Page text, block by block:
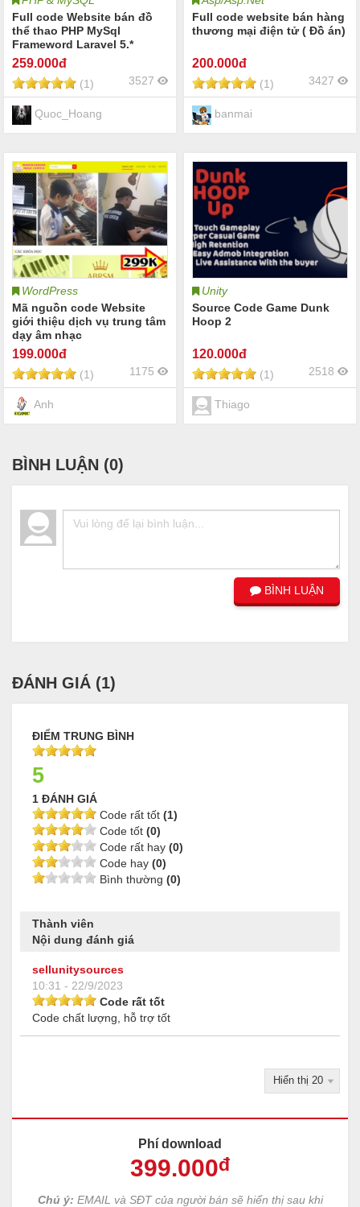
Full code Website bán đồ
thể thao PHP MySql
Frameword Laravel 5.*
259.000đ
(1) 3527
Quoc_Hoang
Full code website bán hàng
thương mại điện tử ( Đồ án)
200.000đ
(1) 3427
banmai
WordPress
Mã nguồn code Website
giới thiệu dịch vụ trung tâm
dạy âm nhạc
199.000đ
(1) 1175
Anh
Unity
Source Code Game Dunk
Hoop 2
120.000đ
(1) 2518
Thiago
BÌNH LUẬN (0)
BÌNH LUẬN
ĐÁNH GIÁ (1)
ĐIỂM TRUNG BÌNH
5
1 ĐÁNH GIÁ
Code rất tốt (1)
Code tốt (0)
Code rất hay (0)
Code hay (0)
Bình thường (0)
Thành viên
Nội dung đánh giá
sellunitysources
10:31 - 22/9/2023
Code rất tốt
Code chất lượng, hỗ trợ tốt
Phí download
399.000đ
Chú ý: EMAIL và SĐT của người bán sẽ hiển thị sau khi